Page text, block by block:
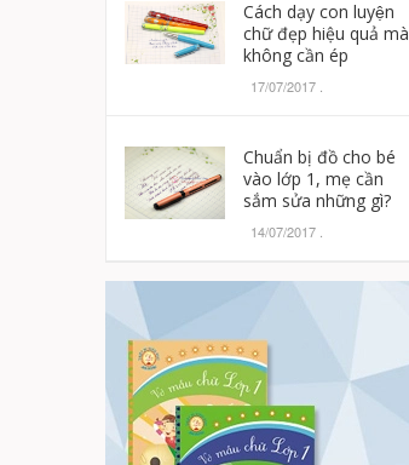
Cách dạy con luyện
chữ đẹp hiệu quả mà
không cần ép
17/07/2017
Chuẩn bị đồ cho bé
vào lớp 1, mẹ cần
sắm sửa những gì?
14/07/2017